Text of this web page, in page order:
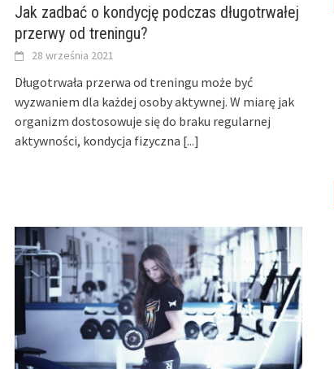
Jak zadbać o kondycję podczas długotrwałej
przerwy od treningu?
28 września 2021
Długotrwała przerwa od treningu może być
wyzwaniem dla każdej osoby aktywnej. W miarę jak
organizm dostosowuje się do braku regularnej
aktywności, kondycja fizyczna [...]